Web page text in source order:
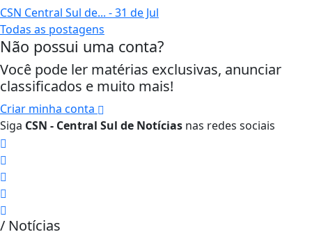
CSN Central Sul de... - 31 de Jul
Todas as postagens
Não possui uma conta?
Você pode ler matérias exclusivas, anunciar
classificados e muito mais!
Criar minha conta
Siga CSN - Central Sul de Notícias nas redes sociais
/ Notícias